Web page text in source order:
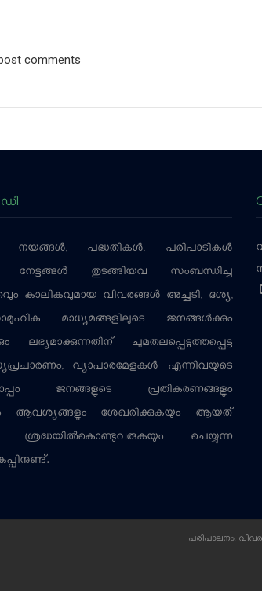
comments
നയങ്ങള്‍, പദ്ധതികള്‍, പരിപാടികള്‍
നേട്ടങ്ങള്‍ തുടങ്ങിയവ സംബന്ധിച്ച
കാലികവുമായ വിവരങ്ങള്‍ അച്ചടി, ദൃശ്യ,
മാധ്യമങ്ങളിലൂടെ ജനങ്ങള്‍ക്കും
ലഭ്യമാക്കുന്നതിന് ചുമതലപ്പെടുത്തപ്പെട്ട
വ്യാപാരമേളകള്‍ എന്നിവയുടെ
ജനങ്ങളുടെ പ്രതികരണങ്ങളും
ആവശ്യങ്ങളും ശേഖരിക്കുകയും ആയത്
ശ്രദ്ധയില്‍കൊണ്ടുവരുകയും ചെയ്യുന്ന
പരിപാലനം: